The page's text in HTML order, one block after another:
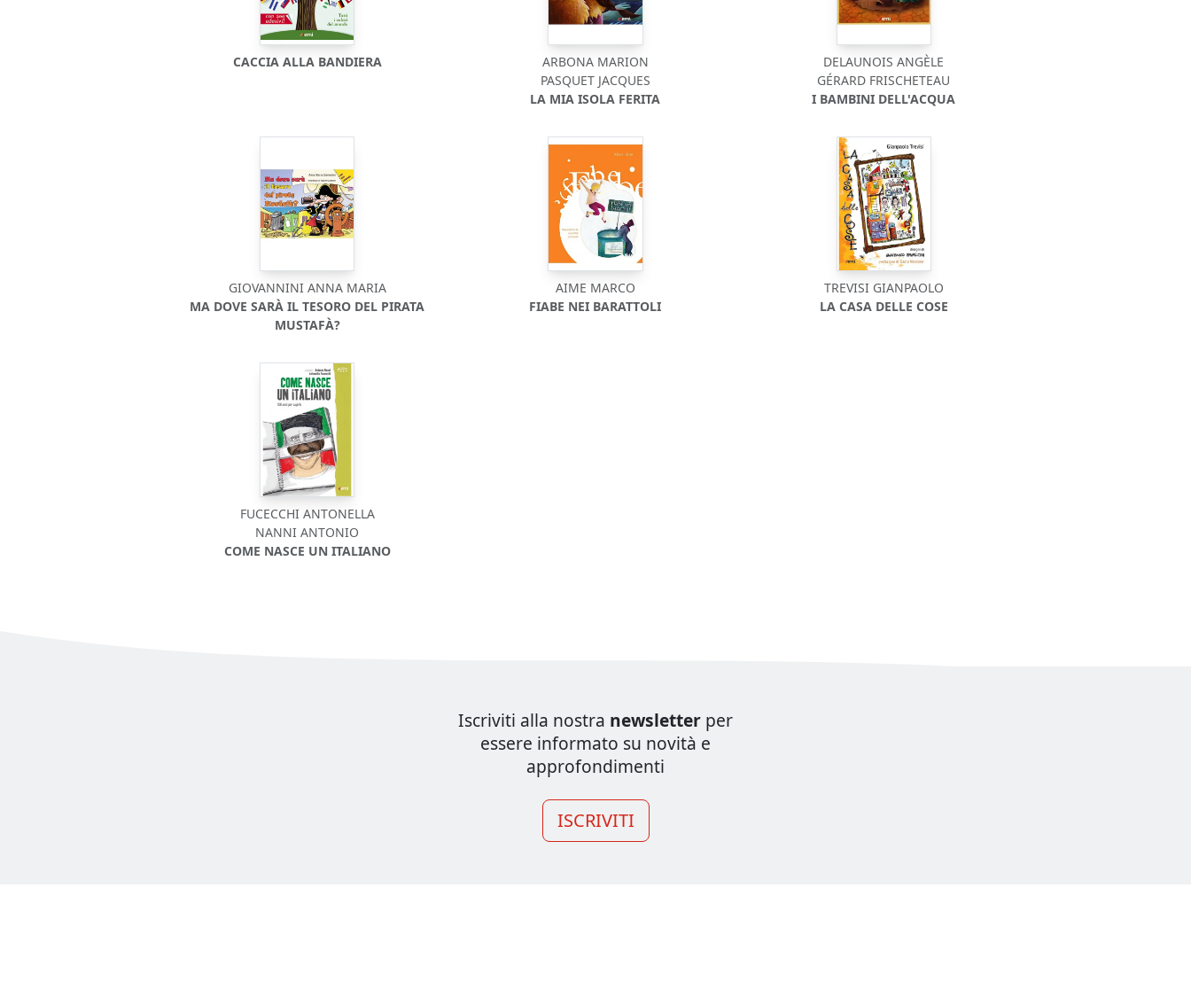
CACCIA ALLA BANDIERA
ARBONA MARION
PASQUET JACQUES
LA MIA ISOLA FERITA
DELAUNOIS ANGÈLE
GÉRARD FRISCHETEAU
I BAMBINI DELL'ACQUA
GIOVANNINI ANNA MARIA
MA DOVE SARÀ IL TESORO DEL PIRATA
MUSTAFÀ?
AIME MARCO
FIABE NEI BARATTOLI
TREVISI GIANPAOLO
LA CASA DELLE COSE
FUCECCHI ANTONELLA
NANNI ANTONIO
COME NASCE UN ITALIANO
Iscriviti alla nostra newsletter per
essere informato su novità e
approfondimenti
ISCRIVITI